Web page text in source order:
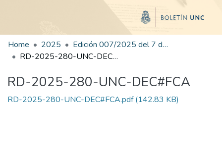
Home 2025
Edición 007/2025 del 7 de julio de 2025
RD-2025-280-UNC-DEC#FCA
RD-2025-280-UNC-DEC#FCA
RD-2025-280-UNC-DEC#FCA.pdf(142.83 KB)